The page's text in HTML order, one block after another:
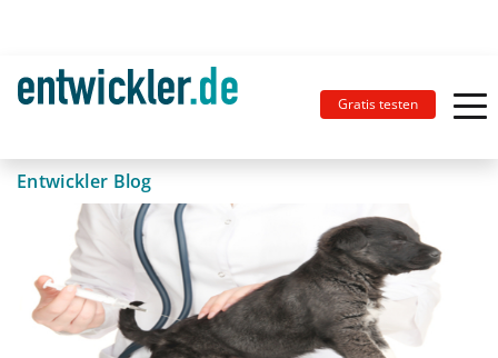
Gratis testen
Entwickler Blog